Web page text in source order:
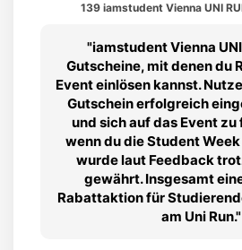
139 iamstudent Vienna UNI
iamstudent Vienna
Gutscheine, mit denen du
Event einlösen kannst.
Gutschein erfolgreich
und sich auf das Event zu
wenn du die Student
wurde laut Feedback
gewährt. Insgesamt
Rabattaktion für
am Uni Run.